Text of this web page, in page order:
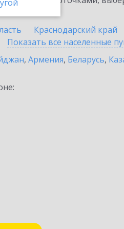
Краснодарский край
Показать все населенные
, Армения, Беларусь,